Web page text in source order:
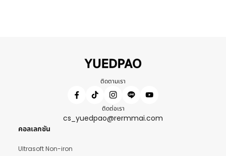
ติดตามเรา
ติดต่อเรา
cs_yuedpao@rermmai.com
คอลเลกชัน
Ultrasoft Non-iron